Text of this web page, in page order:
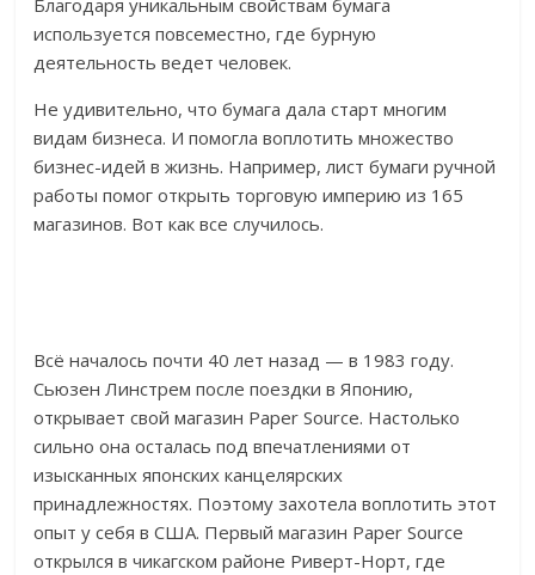
Благодаря уникальным свойствам бумага
используется повсеместно, где бурную
деятельность ведет человек.
Не удивительно, что бумага дала старт многим
видам бизнеса. И помогла воплотить множество
бизнес-идей в жизнь. Например, лист бумаги ручной
работы помог открыть торговую империю из 165
магазинов. Вот как все случилось.
Всё началось почти 40 лет назад — в 1983 году.
Сьюзен Линстрем после поездки в Японию,
открывает свой магазин Paper Source. Настолько
сильно она осталась под впечатлениями от
изысканных японских канцелярских
принадлежностях. Поэтому захотела воплотить этот
опыт у себя в США. Первый магазин Paper Source
открылся в чикагском районе Риверт-Норт, где